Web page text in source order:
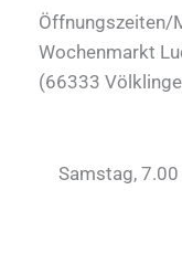
Öffnungszeiten/
Wochenmarkt
(66333
Samstag,